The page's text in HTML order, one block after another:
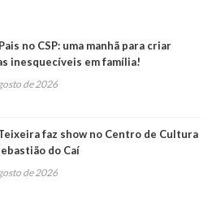
no CSP: uma manhã para criar
inesquecíveis em família!
de 2026
faz show no Centro de Cultura
do Caí
de 2026